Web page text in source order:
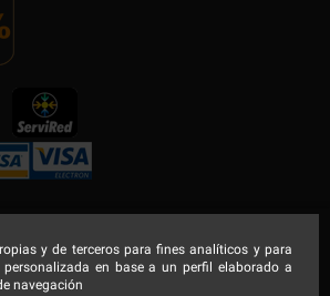
y de terceros para fines analíticos y para
en base a un perfil elaborado a
navegación
a Viernes
- Tarde de 16:00 a 19:00h